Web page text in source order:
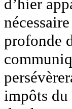
d’hier
profonde
impôts du